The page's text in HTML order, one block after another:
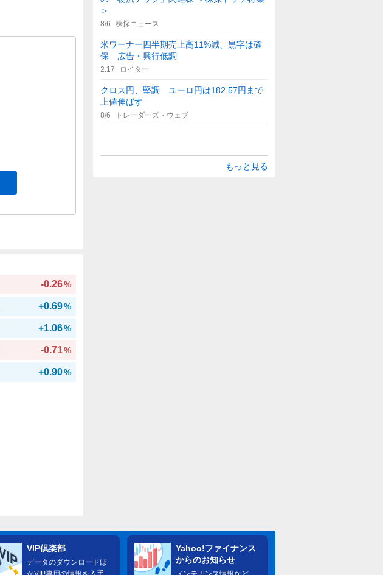
-0.26%
+0.69%
+1.06%
-0.71%
+0.90%
＞
8/6 株探ニュース
米ワーナー四半期売上高11%減、黒字は確
保 広告・興行低調
2:17 ロイター
クロス円、堅調 ユーロ円は182.57円まで
上値伸ばす
8/6 トレーダーズ・ウェブ
もっと見る
VIP倶楽部
データのダウンロードほ
Yahoo!ファイナンス
からのお知らせ